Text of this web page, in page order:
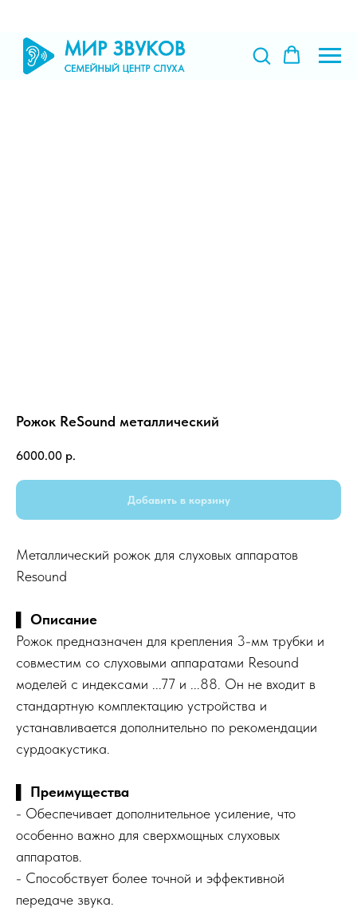
Рожок ReSound металлический
6000.00 р.
Добавить в корзину
Металлический рожок для слуховых аппаратов
Resound
Описание
Рожок предназначен для крепления 3-мм трубки и
совместим со слуховыми аппаратами Resound
моделей с индексами ...77 и ...88. Он не входит в
стандартную комплектацию устройства и
устанавливается дополнительно по рекомендации
сурдоакустика.
Преимущества
- Обеспечивает дополнительное усиление, что
особенно важно для сверхмощных слуховых
аппаратов.
- Способствует более точной и эффективной
передаче звука.